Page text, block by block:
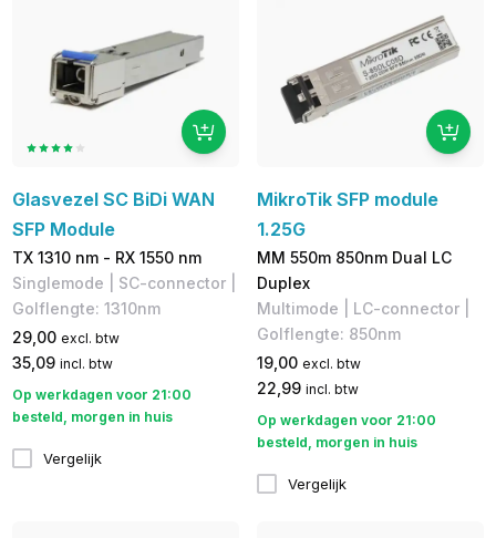
Glasvezel SC BiDi WAN
SFP Module
TX 1310 nm - RX 1550 nm
Singlemode | SC-connector |
Golflengte: 1310nm
29,00 excl. btw
35,09 incl. btw
Op werkdagen voor 21:00
besteld, morgen in huis
Vergelijk
MikroTik SFP module
1.25G
MM 550m 850nm Dual LC
Duplex
Multimode | LC-connector | ​
Golflengte: 850nm
19,00 excl. btw
22,99 incl. btw
Op werkdagen voor 21:00
besteld, morgen in huis
Vergelijk